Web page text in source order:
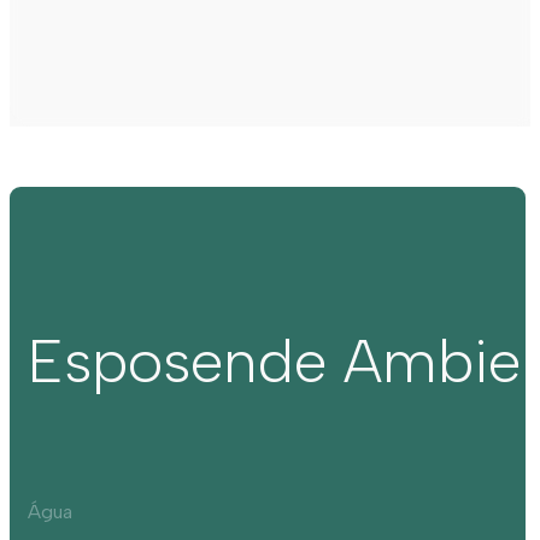
Esposende
Água